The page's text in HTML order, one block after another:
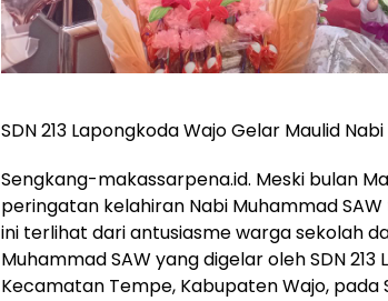
SDN 213 Lapongkoda Wajo Gelar Maulid
Sengkang-makassarpena.id. Meski bulan
peringatan kelahiran Nabi Muhammad
ini terlihat dari antusiasme warga sekolah
Muhammad SAW yang digelar oleh SDN
Kecamatan Tempe, Kabupaten Wajo, pada